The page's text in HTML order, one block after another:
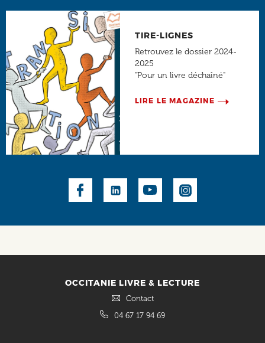
TIRE-LIGNES
Retrouvez le dossier 2024-
2025
"Pour un livre déchaîné"
LIRE LE MAGAZINE
OCCITANIE LIVRE & LECTURE
Contact
04 67 17 94 69